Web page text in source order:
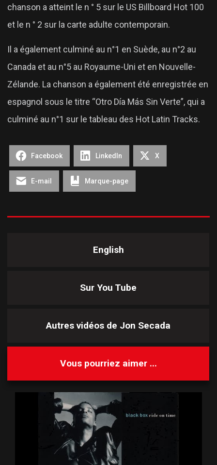
chanson a atteint le n ° 5 sur le US Billboard Hot 100
et le n ° 2 sur la carte adulte contemporain.
Il a également culminé au n°1 en Suède, au n°2 au
Canada et au n°5 au Royaume-Uni et en Nouvelle-
Zélande. La chanson a également été enregistrée en
espagnol sous le titre “Otro Día Más Sin Verte”, qui a
culminé au n°1 sur le tableau des Hot Latin Tracks.
Facebook LinkedIn X
E-mail Marque-page
English
Sur You Tube
Autres vidéos de Jon Secada
Vous pourriez aimer ...